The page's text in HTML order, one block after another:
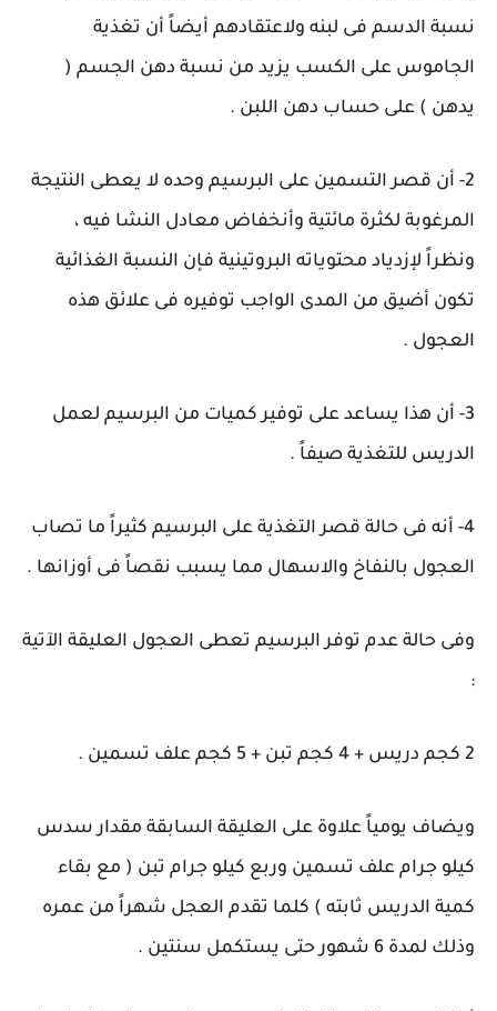
نسبة الدسم فى لبنه ولاعتقادهم أيضاً أن تغذية
الجاموس على الكسب يزيد من نسبة دهن الجسم (
يدهن ) على حساب دهن اللبن .
2- أن قصر التسمين على البرسيم وحده لا يعطى النتيجة
المرغوبة لكثرة مائتية وأنخفاض معادل النشا فيه ،
ونظراً لإزدياد محتوياته البروتينية فإن النسبة الغذائية
تكون أضيق من المدى الواجب توفيره فى علائق هذه
العجول .
3- أن هذا يساعد على توفير كميات من البرسيم لعمل
الدريس للتغذية صيفاً .
4- أنه فى حالة قصر التغذية على البرسيم كثيراً ما تصاب
العجول بالنفاخ والاسهال مما يسبب نقصاً فى أوزانها .
وفى حالة عدم توفر البرسيم تعطى العجول العليقة الآتية
:
2 كجم دريس + 4 كجم تبن + 5 كجم علف تسمين .
ويضاف يومياً علاوة على العليقة السابقة مقدار سدس
كيلو جرام علف تسمين وربع كيلو جرام تبن ( مع بقاء
كمية الدريس ثابته ) كلما تقدم العجل شهراً من عمره
وذلك لمدة 6 شهور حتى يستكمل سنتين .